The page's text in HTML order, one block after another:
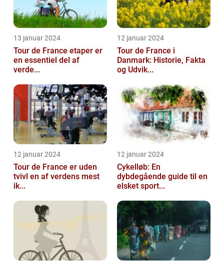
13 januar 2024
Tour de France etaper er
en essentiel del af
verde...
12 januar 2024
Tour de France i
Danmark: Historie, Fakta
og Udvik...
12 januar 2024
Tour de France er uden
tvivl en af verdens mest
ik...
12 januar 2024
Cykelløb: En
dybdegående guide til en
elsket sport...